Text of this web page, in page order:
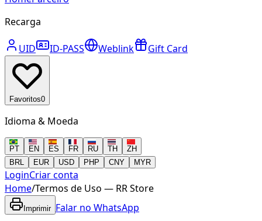
Recarga
UID ID-PASS Weblink Gift Card
Favoritos0
Idioma & Moeda
PT EN ES FR RU TH
ZH
BRL
EUR USD PHP CNY MYR
LoginCriar conta
Home/Termos de Uso — RR Store
Imprimir Falar no WhatsApp